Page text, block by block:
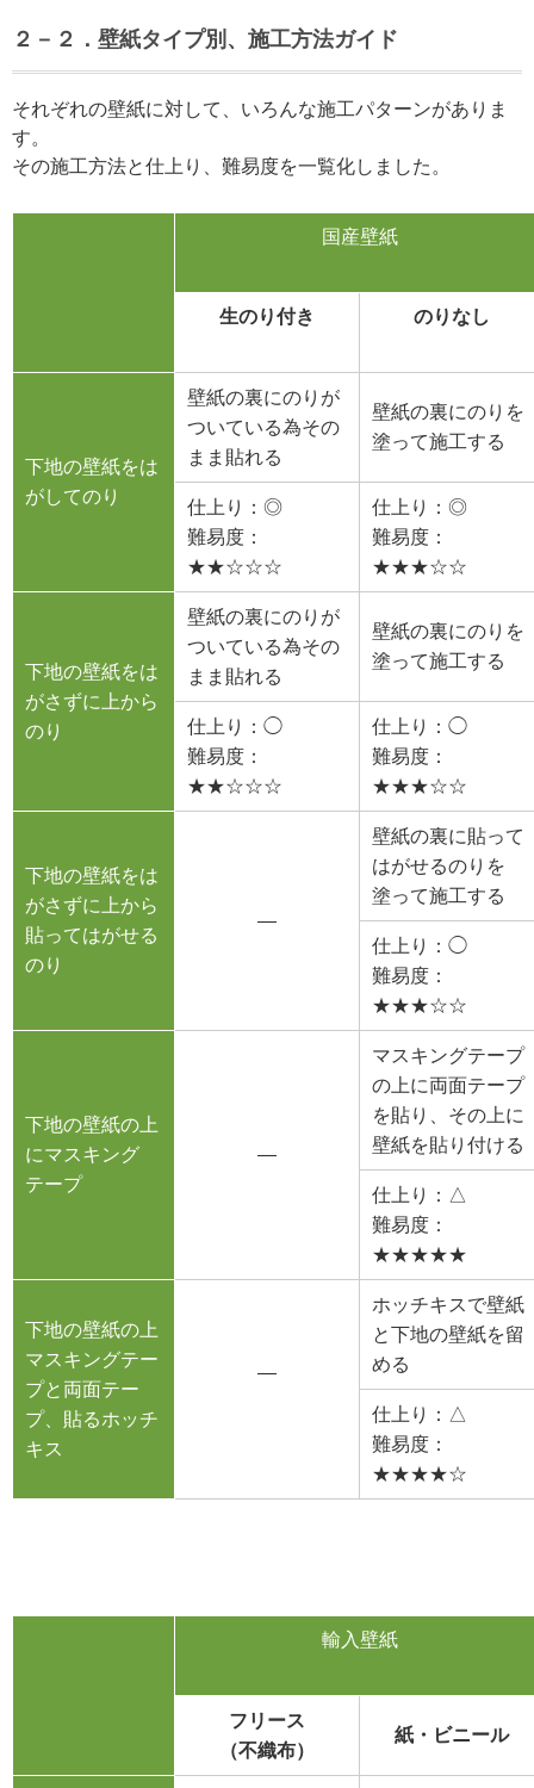
２－２．壁紙タイプ別、施工方法ガイド
それぞれの壁紙に対して、いろんな施工パターンがありま
す。
その施工方法と仕上り、難易度を一覧化しました。
国産壁紙
生のり付き のりなし
下地の壁紙をは
がしてのり
壁紙の裏にのりが
ついている為その
まま貼れる
壁紙の裏にのりを
塗って施工する
仕上り：◎
難易度：
★★☆☆☆
仕上り：◎
難易度：
★★★☆☆
下地の壁紙をは
がさずに上から
のり
壁紙の裏にのりが
ついている為その
まま貼れる
壁紙の裏にのりを
塗って施工する
仕上り：◯
難易度：
★★☆☆☆
仕上り：◯
難易度：
★★★☆☆
下地の壁紙をは
がさずに上から
貼ってはがせる
のり
―
壁紙の裏に貼って
はがせるのりを
塗って施工する
仕上り：◯
難易度：
★★★☆☆
下地の壁紙の上
にマスキング
テープ
―
マスキングテープ
の上に両面テープ
を貼り、その上に
壁紙を貼り付ける
仕上り：△
難易度：
★★★★★
下地の壁紙の上
マスキングテー
プと両面テー
プ、貼るホッチ
キス
―
ホッチキスで壁紙
と下地の壁紙を留
める
仕上り：△
難易度：
★★★★☆
輸入壁紙
フリース
（不織布）
紙・ビニール